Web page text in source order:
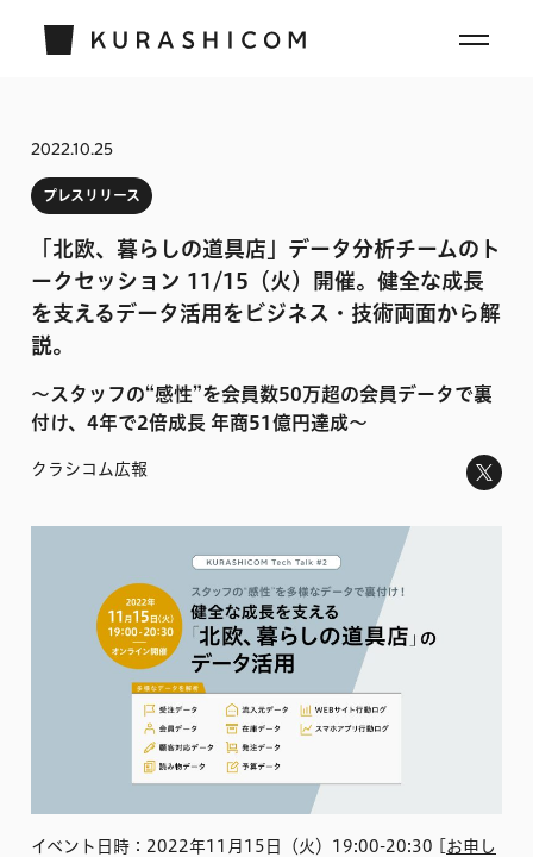
2022.10.25
プレスリリース
「北欧、暮らしの道具店」データ分析チームのト
ークセッション 11/15（火）開催。健全な成長
を支えるデータ活用をビジネス・技術両面から解
説。
〜スタッフの“感性”を会員数50万超の会員データで裏
付け、4年で2倍成長 年商51億円達成〜
クラシコム広報
イベント日時：2022年11月15日（火）19:00-20:30 [ お申し